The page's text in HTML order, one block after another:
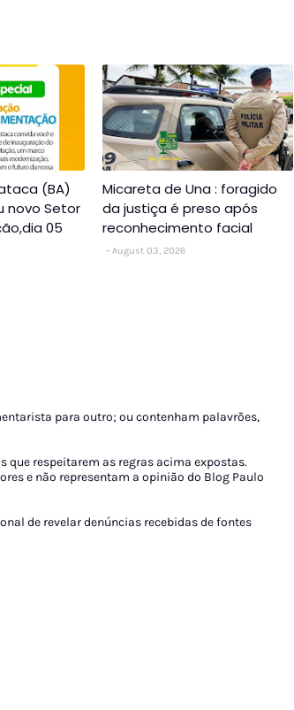
(BA)
novo Setor
05
Micareta de Una : foragido
da justiça é preso após
reconhecimento facial
August 03, 2026
para outro; ou contenham palavrões,
que respeitarem as regras acima expostas.
e não representam a opinião do Blog Paulo
de revelar denúncias recebidas de fontes